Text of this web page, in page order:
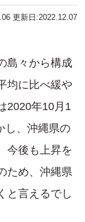
更新日:2022.12.07
島々から構成
均に比べ緩や
2020年10月1
し、沖縄県の
今後も上昇を
ため、沖縄県
と言えるでし